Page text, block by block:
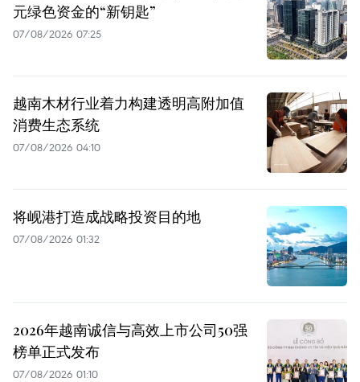
元绿色资金的“新钥匙”
07/08/2026 07:25
越南木材行业着力构建透明高附加值
消费生态系统
07/08/2026 04:10
将岘港打造成战略投资目的地
07/08/2026 01:32
2026年越南诚信与高效上市公司50强
榜单正式发布
07/08/2026 01:10